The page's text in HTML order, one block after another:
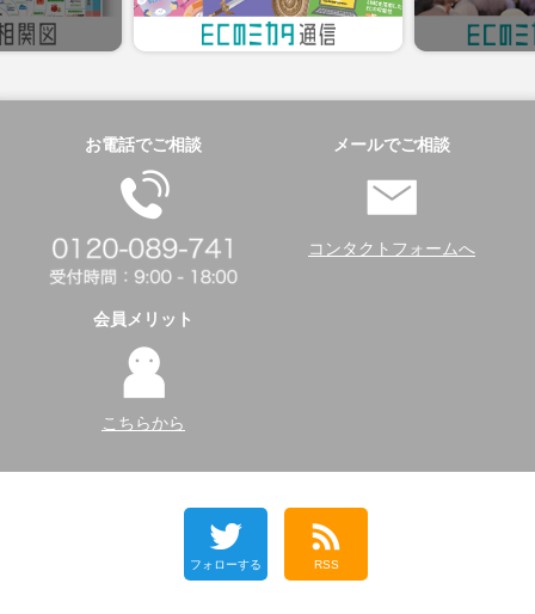
お電話でご相談 メールでご相談
コンタクトフォームへ
会員メリット
こちらから
フォローする RSS